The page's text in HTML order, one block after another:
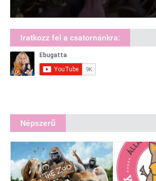
Iratkozz fel a csatornánkra:
Népszerű